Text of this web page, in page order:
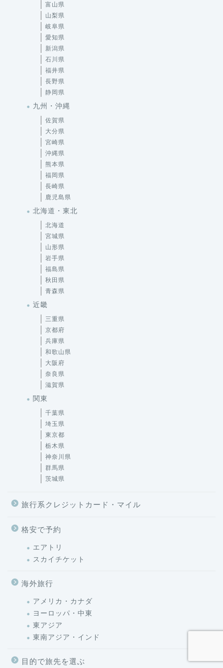
富山県
山梨県
岐阜県
愛知県
新潟県
石川県
福井県
長野県
静岡県
九州・沖縄
佐賀県
大分県
宮崎県
沖縄県
熊本県
福岡県
長崎県
鹿児島県
北海道・東北
北海道
宮城県
山形県
岩手県
福島県
秋田県
青森県
近畿
三重県
京都府
兵庫県
和歌山県
大阪府
奈良県
滋賀県
関東
千葉県
埼玉県
東京都
栃木県
神奈川県
群馬県
茨城県
旅行系クレジットカード・マイル
格安で予約
エアトリ
スカイチケット
海外旅行
アメリカ・カナダ
ヨーロッパ・中東
東アジア
東南アジア・インド
目的で旅先を選ぶ